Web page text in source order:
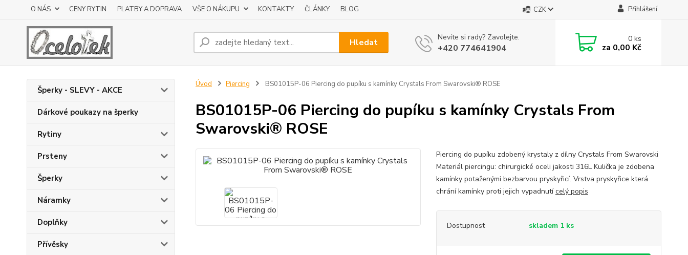
O NÁS CENY RYTIN PLATBY A DOPRAVA VŠE O NÁKUPU KONTAKTY ČLÁNKY BLOG CZK Přihlášení
Hledat Nevíte si rady? Zavolejte.
+420 774641904
0ks
za 0,00 Kč
Šperky - SLEVY - AKCE
Dárkové poukazy na šperky
Rytiny
Prsteny
Šperky
Náramky
Doplňky
Přívěsky
Úvod Piercing BS01015P-06 Piercing do pupíku s kamínky Crystals From Swarovski® ROSE
BS01015P-06 Piercing do pupíku s kamínky Crystals From
Swarovski® ROSE
Piercing do pupíku zdobený krystaly z dílny Crystals From Swarovski
Materiál piercingu: chirurgické oceli jakosti 316L Kulička je zdobena
kamínky potaženými bezbarvou pryskyřicí. Vrstva pryskyřice která
chrání kamínky proti jejich vypadnutícelý popis
Dostupnost skladem 1 ks